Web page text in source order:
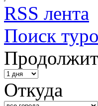
RSS лента
Поиск
Откуда